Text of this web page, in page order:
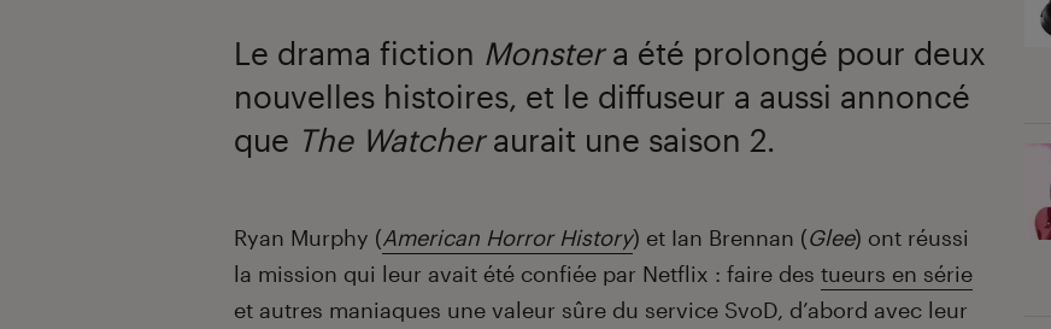
Le drama fiction Monstera été prolongé pour deux
nouvelles histoires, et le diffuseur a aussi annoncé
que The Watcheraurait une saison 2.
Introduction
Ryan Murphy (American Horror History) et Ian Brennan (Glee) ont réussi
la mission qui leur avait été confiée par Netflix : faire des tueurs en série
et autres maniaques une valeur sûre du service SvoD, d’abord avec leur